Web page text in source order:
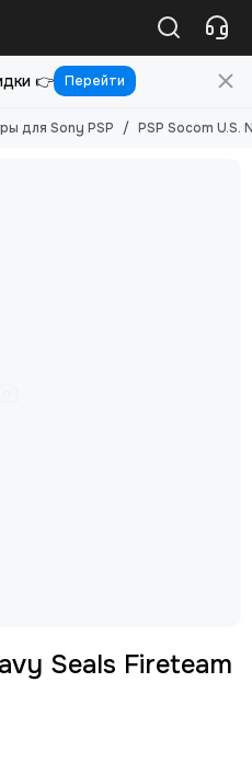
👉 Перейти
для Sony PSP PSP Socom U.S.
Seals Fireteam